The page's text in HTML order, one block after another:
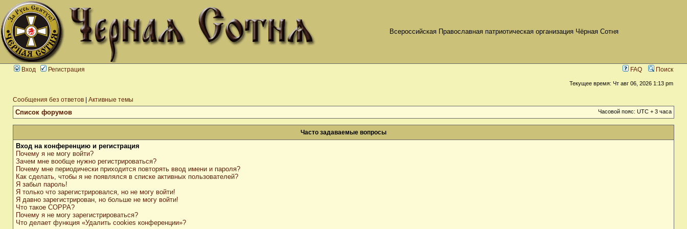
Всероссийская Православная патриотическая организация Чёрная Сотня
Вход Регистрация FAQ Поиск
Текущее время: Чт авг 06, 2026 1:13 pm
Сообщения без ответов Активные темы
Список форумов Часовой пояс: UTC + 3 часа
Часто задаваемые вопросы
Вход на конференцию и регистрация
Почему я не могу войти?
Зачем мне вообще нужно регистрироваться?
Почему мне периодически приходится повторять ввод имени и пароля?
Как сделать, чтобы я не появлялся в списке активных пользователей?
Я забыл пароль!
Я только что зарегистрировался, но не могу войти!
Я давно зарегистрирован, но больше не могу войти!
Что такое COPPA?
Почему я не могу зарегистрироваться?
Что делает функция «Удалить cookies конференции»?